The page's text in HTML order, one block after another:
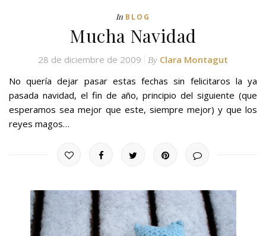
In BLOG
Mucha Navidad
28 de diciembre de 2009 By Clara Montagut
No quería dejar pasar estas fechas sin felicitaros la ya
pasada navidad, el fin de año, principio del siguiente (que
esperamos sea mejor que este, siempre mejor) y que los
reyes magos…